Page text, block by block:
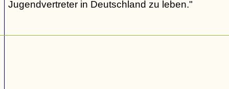
Jugendvertreter in Deutschland zu leben."